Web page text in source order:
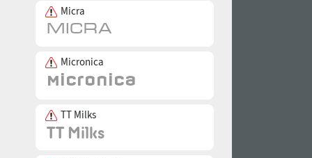
Micra
Micronica
TT Milks